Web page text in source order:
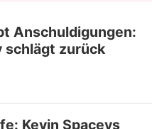
Anschuldigungen:
schlägt zurück
Kevin Spaceys